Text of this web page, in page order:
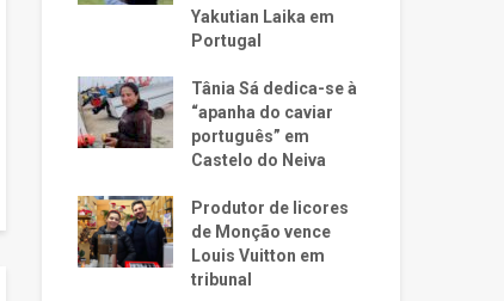
Yakutian Laika em
Portugal
Tânia Sá dedica-se à
“apanha do caviar
português” em
Castelo do Neiva
Produtor de licores
de Monção vence
Louis Vuitton em
tribunal